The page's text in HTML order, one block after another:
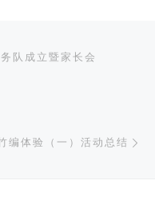
队成立暨家长会
编体验（一）活动总结